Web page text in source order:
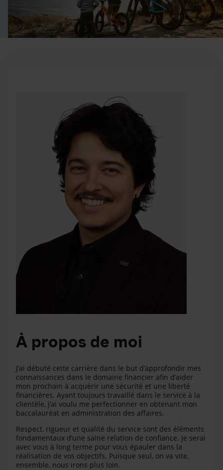
À propos de moi
J’ai débuté cette carrière dans le but d’approfondir mes
connaissances dans le domaine financier afin d’aider
mon prochain à acquérir une sécurité et une liberté
financières. Ayant toujours travaillé dans le service à la
clientèle, j’ai voulu me perfectionner en obtenant mon
baccalauréat en administration des affaires.
Respect, rigueur et qualité du service sont des éléments
fondamentaux d’une saine relation de confiance. Je serai
avec vous à long terme pour vous épauler dans la
réalisation de vos objectifs. Puisque seul, on va vite,
ensemble, nous irons plus loin.